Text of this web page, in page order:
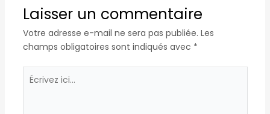
Laisser un commentaire
Votre adresse e-mail ne sera pas publiée. Les
champs obligatoires sont indiqués avec *
Écrivez
ici…